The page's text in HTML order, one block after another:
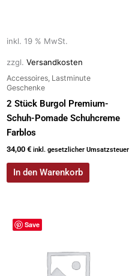
inkl. 19 % MwSt.
zzgl. Versandkosten
Accessoires, Lastminute
Geschenke
2 Stück Burgol Premium-
Schuh-Pomade Schuhcreme
Farblos
34,00 € inkl. gesetzlicher Umsatzsteuer
In den Warenkorb
Save